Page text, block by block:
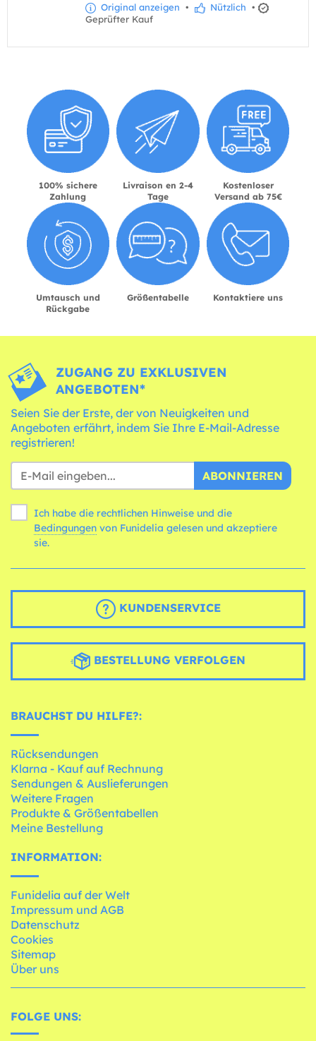
Original anzeigen • Nützlich •
Geprüfter Kauf
100% sichere
Zahlung
Livraison en 2-4
Tage
Kostenloser
Versand ab 75€
Umtausch und
Rückgabe
Größentabelle Kontaktiere uns
ZUGANG ZU EXKLUSIVEN
ANGEBOTEN*
Seien Sie der Erste, der von Neuigkeiten und
Angeboten erfährt, indem Sie Ihre E-Mail-Adresse
registrieren!
ABONNIEREN
Ich habe die rechtlichen Hinweise und die
Bedingungen
sie.
KUNDENSERVICE
BESTELLUNG VERFOLGEN
BRAUCHST DU HILFE?:
Rücksendungen
Klarna - Kauf auf Rechnung
Sendungen & Auslieferungen
Weitere Fragen
Produkte & Größentabellen
Meine Bestellung
INFORMATION:
Funidelia auf der Welt
Impressum und AGB
Datenschutz
Cookies
Sitemap
Über uns
FOLGE UNS: